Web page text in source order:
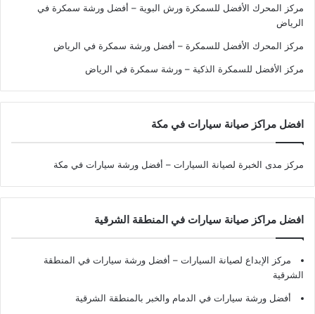
مركز المحرك الأفضل للسمكرة ورش البوية – أفضل ورشة سمكرة في
الرياض
مركز المحرك الأفضل للسمكرة – أفضل ورشة سمكرة في الرياض
مركز الأفضل للسمكرة الذكية – ورشة سمكرة في الرياض
افضل مراكز صيانة سيارات في مكة
مركز مدى الخبرة لصيانة السيارات – أفضل ورشة سيارات في مكة
افضل مراكز صيانة سيارات في المنطقة الشرقية
مركز الإبداع لصيانة السيارات – أفضل ورشة سيارات في المنطقة
الشرقية
أفضل ورشة سيارات في الدمام والخبر بالمنطقة الشرقية